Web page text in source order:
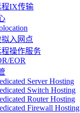
程IX传输
拟入网点
程操作服务
EOR
Server Hosting
Switch Hosting
Router Hosting
Firewall Hosting